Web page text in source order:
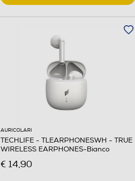
AURICOLARI
TECHLIFE - TLEARPHONESWH - TRUE
WIRELESS EARPHONES-Bianco
€ 14,90